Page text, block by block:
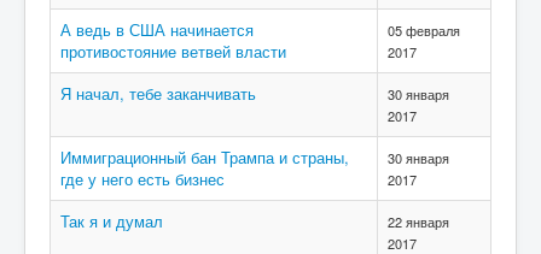
А ведь в США начинается
противостояние ветвей власти
05 февраля
2017
Я начал, тебе заканчивать
30 января
2017
Иммиграционный бан Трампа и страны,
где у него есть бизнес
30 января
2017
Так я и думал
22 января
2017